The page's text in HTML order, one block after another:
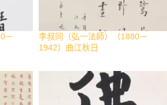
－
李叔同（弘一法師）（1880－
1942）曲江秋日